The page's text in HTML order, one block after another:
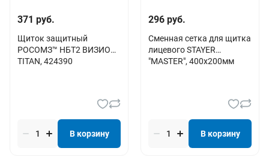
371 руб.
Щиток защитный
РОСОМЗ™ НБТ2 ВИЗИОН
TITAN, 424390
В корзину
296 руб.
Сменная сетка для щитка
лицевого STAYER
"MASTER", 400х200мм
В корзину